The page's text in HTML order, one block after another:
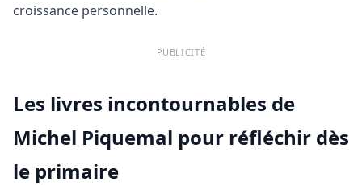
croissance personnelle.
PUBLICITÉ
Les livres incontournables de
Michel Piquemal pour réfléchir dès
le primaire